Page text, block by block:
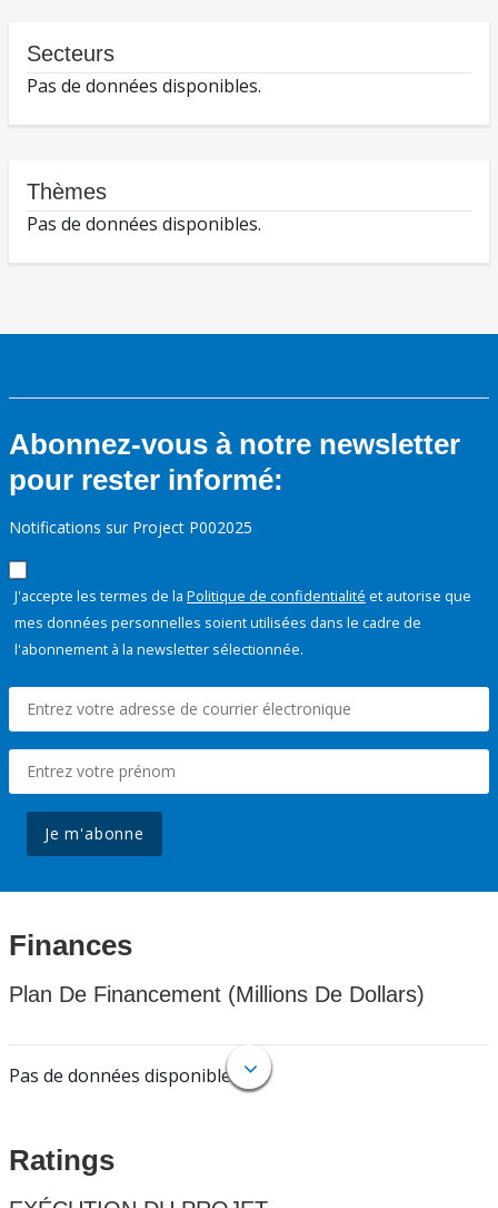
Secteurs
Pas de données disponibles.
Thèmes
Pas de données disponibles.
Abonnez-vous à notre newsletter
pour rester informé:
Notifications sur Project P002025
J'accepte les termes de la Politique de confidentialité et autorise que
mes données personnelles soient utilisées dans le cadre de
l'abonnement à la newsletter sélectionnée.
Je m'abonne
Finances
Plan De Financement (Millions De Dollars)
Pas de données disponibles.
Ratings